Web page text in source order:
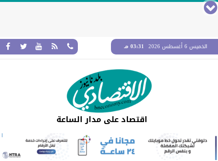
الخميس 6 أغسطس 2026 03:31 مـ
اقتصاد على مدار الساعة